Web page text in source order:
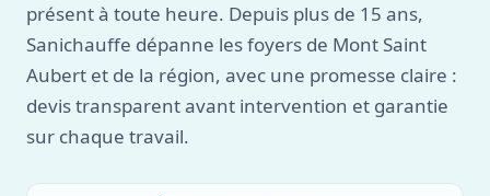
présent à toute heure. Depuis plus de 15 ans,
Sanichauffe dépanne les foyers de Mont Saint
Aubert et de la région, avec une promesse claire :
devis transparent avant intervention et garantie
sur chaque travail.